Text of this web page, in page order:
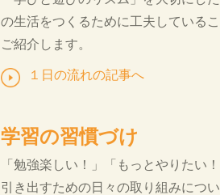
の生活をつくるために工夫している
ご紹介します。
１日の流れの記事へ
学習の習慣づけ
「勉強楽しい！」「もっとやりたい
引き出すための日々の取り組みにつ